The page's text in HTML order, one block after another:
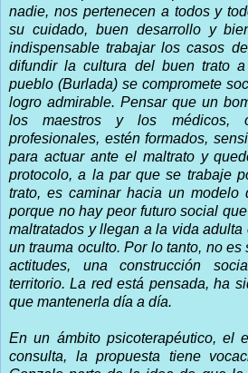
nadie, nos pertenecen a todos y
su cuidado, buen desarrollo y
indispensable trabajar los casos
difundir la cultura del buen trato
pueblo (Burlada) se compromete
logro admirable. Pensar que un
los maestros y los médicos,
profesionales, estén formados,
para actuar ante el maltrato y
protocolo, a la par que se trabaje
trato, es caminar hacia un modelo
porque no hay peor futuro social
maltratados y llegan a la vida
un trauma oculto. Por lo tanto, no
actitudes, una construcción
territorio. La red está pensada, ha
que mantenerla día a día.
En un ámbito psicoterapéutico, el
consulta, la propuesta tiene